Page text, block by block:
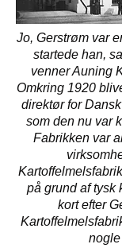
Jo, Gerstrøm var
startede han,
venner Auning
Omkring 1920
direktør for
som den nu var
Fabrikken var
på grund af tysk
kort efter
nogle